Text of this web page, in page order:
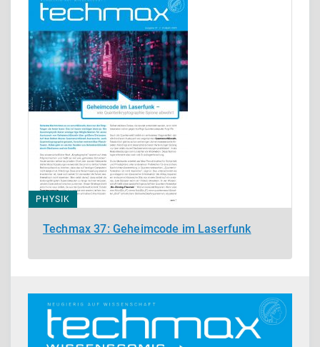
PHYSIK
Techmax 37: Geheimcode im Laserfunk